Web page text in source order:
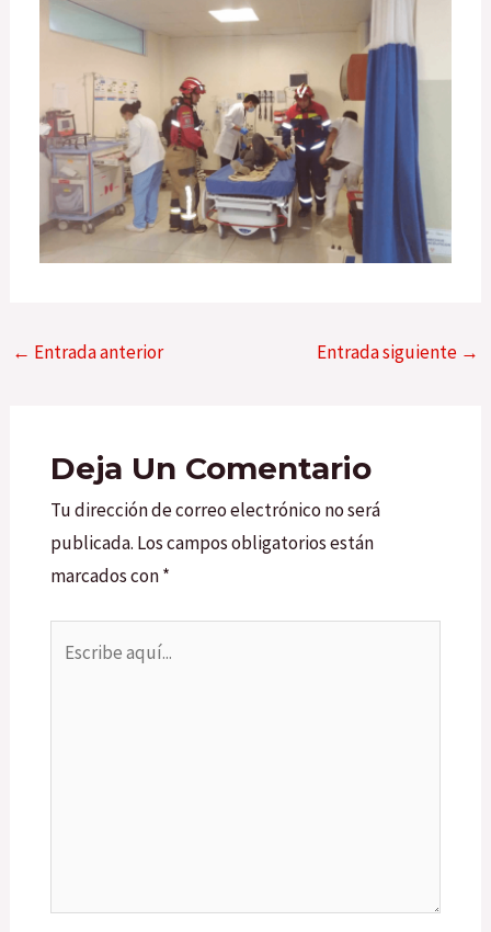
← Entrada anterior Entrada siguiente →
Deja Un Comentario
Tu dirección de correo electrónico no será
publicada. Los campos obligatorios están
marcados con*